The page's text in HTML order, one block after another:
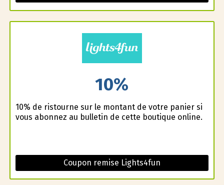
10%
10% de ristourne sur le montant de votre panier si
vous abonnez au bulletin de cette boutique online.
Coupon remise Lights4fun